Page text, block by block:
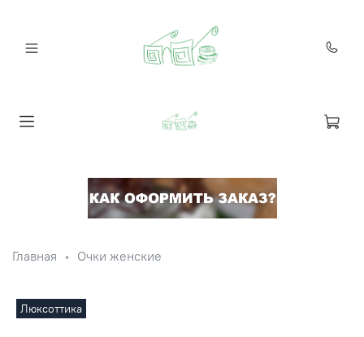
Главная Очки женские
Люксоттика